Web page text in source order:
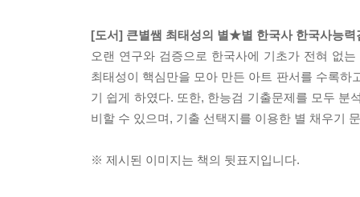
[도서] 큰별쌤 최태성의 별★별 한국사 한국사능력
오랜 연구와 검증으로 한국사에 기초가 전혀 없
최태성이 핵심만을 모아 만든 아트 판서를 수록
기 쉽게 하였다. 또한, 한능검 기출문제를 모두 분
비할 수 있으며, 기출 선택지를 이용한 별 채우기
※ 제시된 이미지는 책의 뒷표지입니다.